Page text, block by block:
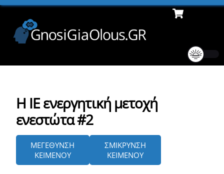
Skip
content
Cart
Η ΙΕ ενεργητική μετοχή
ενεστώτα #2
ΜΕΓΕΘΥΝΣΗ
ΚΕΙΜΕΝΟΥ
ΣΜΙΚΡΥΝΣΗ
ΚΕΙΜΕΝΟΥ